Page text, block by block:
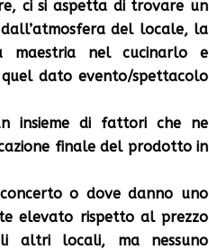
ci si aspetta di trovare un
del locale, la
nel cucinarlo e
dato evento/spettacolo
insieme di fattori che ne
finale del prodotto in
o dove danno uno
elevato rispetto al prezzo
altri locali, ma nessuno